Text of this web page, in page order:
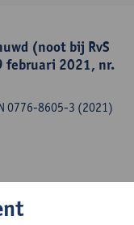
(noot bij RvS
februari 2021, nr.
0776-8605-3 (2021)